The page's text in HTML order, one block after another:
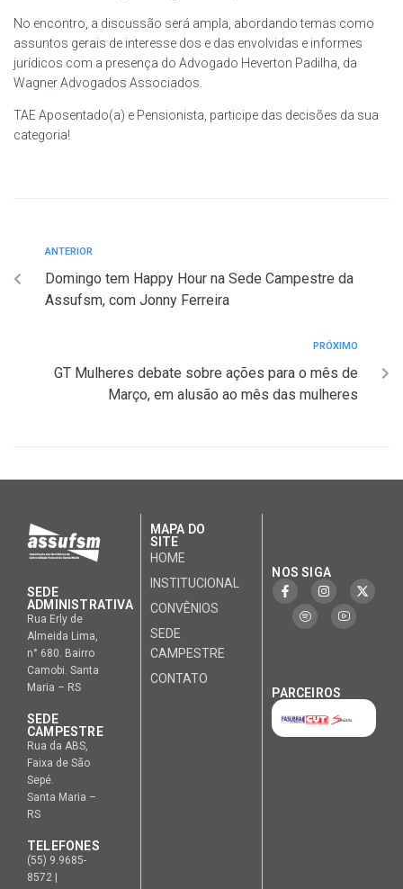
No encontro, a discussão será ampla, abordando temas como
assuntos gerais de interesse dos e das envolvidas e informes
jurídicos com a presença do Advogado Heverton Padilha, da
Wagner Advogados Associados.
TAE Aposentado(a) e Pensionista, participe das decisões da sua
categoria!
ANTERIOR
Domingo tem Happy Hour na Sede Campestre da
Assufsm, com Jonny Ferreira
PRÓXIMO
GT Mulheres debate sobre ações para o mês de
Março, em alusão ao mês das mulheres
SEDE
ADMINISTRATIVA
Rua Erly de
Almeida Lima,
n° 680. Bairro
Camobi. Santa
Maria – RS
SEDE
CAMPESTRE
Rua da ABS,
Faixa de São
Sepé.
Santa Maria –
RS
TELEFONES
(55) 9.9685-
8572 |
MAPA DO
SITE
HOME
INSTITUCIONAL
CONVÊNIOS
SEDE
CAMPESTRE
CONTATO
NOS SIGA
PARCEIROS